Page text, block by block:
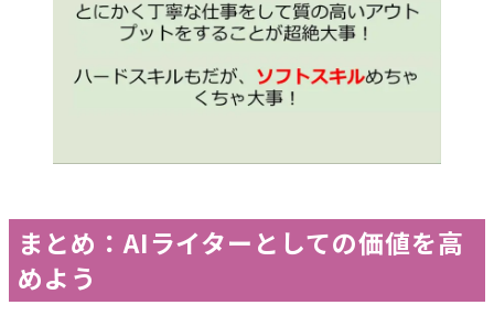
まとめ：AIライターとしての価値を高
めよう